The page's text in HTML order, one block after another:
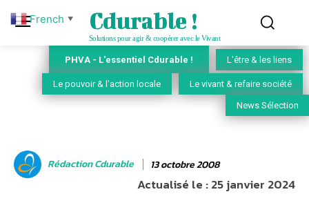
Cdurable !
Solutions pour agir & coopérer avec le Vivant
PHVA - L'essentiel Cdurable ! L'être & les liens
Le pouvoir & l'action locale Le vivant & refaire société
News Sélection
Rédaction Cdurable 13 octobre 2008
Actualisé le :25 janvier 2024
French ▼